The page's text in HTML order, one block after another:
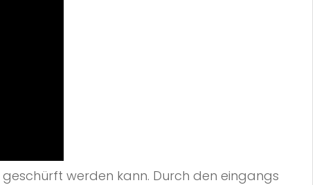
geschürft werden kann. Durch den eingangs